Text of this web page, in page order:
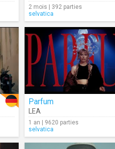
2 mois | 392 parties
selvatica
Parfum
LEA
1 an | 9620 parties
selvatica